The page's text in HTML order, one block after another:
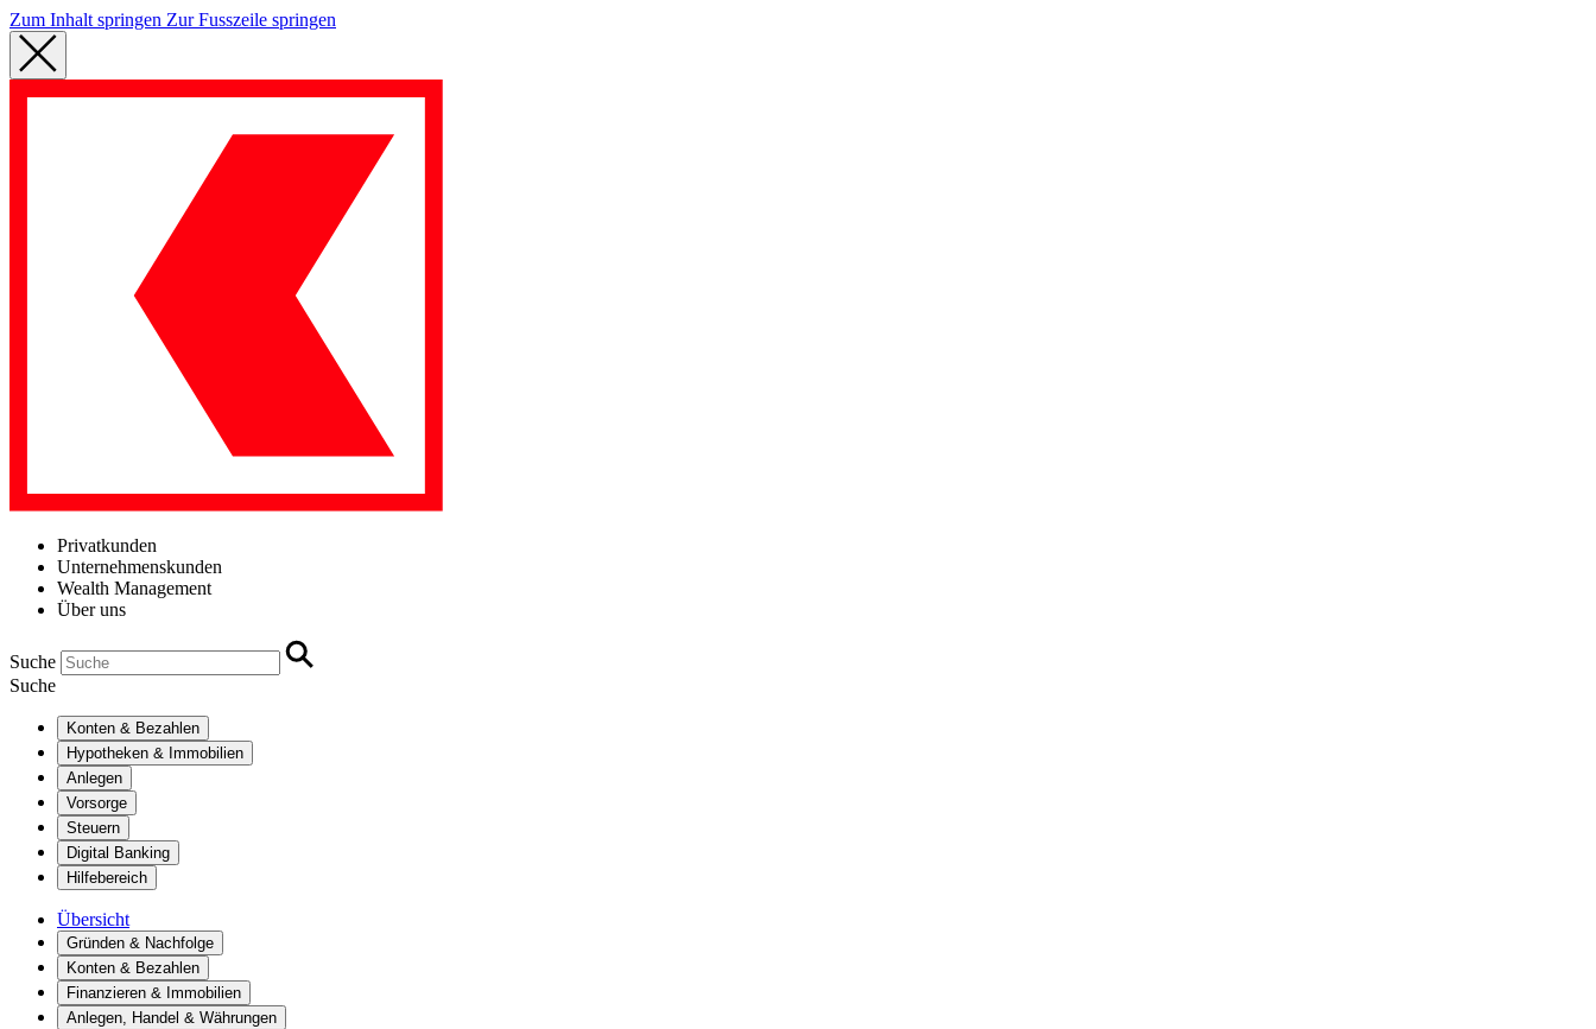
Zum Inhalt springen Zur Fusszeile springen
Privatkunden
Unternehmenskunden
Wealth Management
Über uns
Suche
Suche
Konten & Bezahlen
Hypotheken & Immobilien
Anlegen
Vorsorge
Steuern
Digital Banking
Hilfebereich
Übersicht
Gründen & Nachfolge
Konten & Bezahlen
Finanzieren & Immobilien
Anlegen, Handel & Währungen